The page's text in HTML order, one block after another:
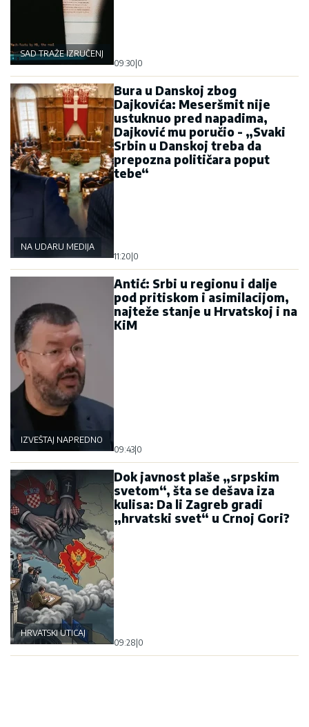
SAD TRAŽE IZRUČENJE
09:30 0
NA UDARU MEDIJA
Bura u Danskoj zbog
Dajkovića: Meseršmit nije
ustuknuo pred napadima,
Dajković mu poručio - „Svaki
Srbin u Danskoj treba da
prepozna političara poput
tebe“
11:20 0
IZVEŠTAJ NAPREDNOG KLUBA
Antić: Srbi u regionu i dalje
pod pritiskom i asimilacijom,
najteže stanje u Hrvatskoj i na
KiM
09:43 0
HRVATSKI UTICAJ
Dok javnost plaše „srpskim
svetom“, šta se dešava iza
kulisa: Da li Zagreb gradi
„hrvatski svet“ u Crnoj Gori?
09:28 0